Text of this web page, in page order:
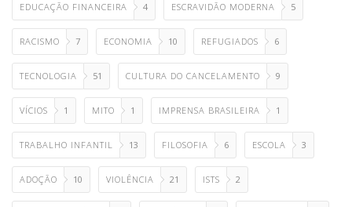
EDUCAÇÃO FINANCEIRA 4 ESCRAVIDÃO MODERNA 5
RACISMO 7 ECONOMIA 10 REFUGIADOS 6
TECNOLOGIA 51 CULTURA DO CANCELAMENTO 9
VÍCIOS 1 MITO 1 IMPRENSA BRASILEIRA 1
TRABALHO INFANTIL 13 FILOSOFIA 6 ESCOLA 3
ADOÇÃO 10 VIOLÊNCIA 21 ISTS 2